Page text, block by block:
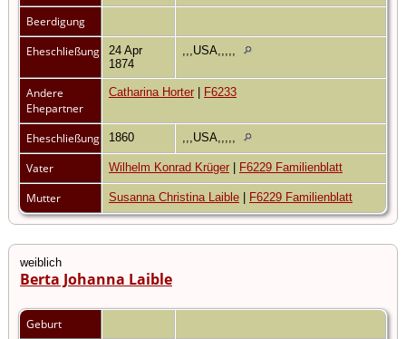
Beerdigung
Eheschließung
24 Apr
1874
,,,USA,,,,,
Andere
Ehepartner
Catharina Horter F6233
Eheschließung 1860 ,,,USA,,,,,
Vater Wilhelm Konrad Krüger F6229 Familienblatt
Mutter Susanna Christina Laible F6229 Familienblatt
weiblich
Berta Johanna Laible
Geburt